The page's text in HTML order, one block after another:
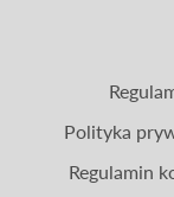
Polityka
Regulamin